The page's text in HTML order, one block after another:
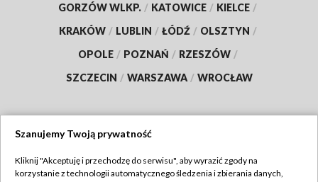
GORZÓW WLKP. / KATOWICE / KIELCE /
KRAKÓW / LUBLIN / ŁÓDŹ / OLSZTYN /
OPOLE / POZNAŃ / RZESZÓW /
SZCZECIN / WARSZAWA / WROCŁAW
TVP
Szanujemy Twoją prywatność
Kliknij "Akceptuję i przechodzę do serwisu", aby wyrazić zgody na
korzystanie z technologii automatycznego śledzenia i zbierania danych,